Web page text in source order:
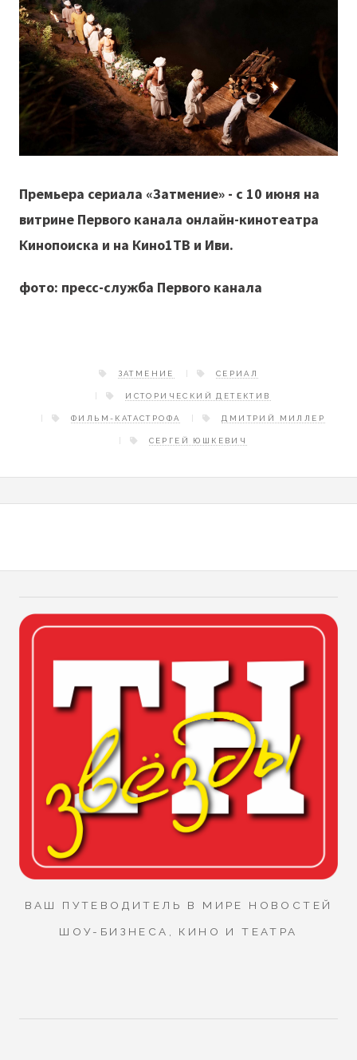
Премьера сериала «Затмение» - с 10 июня на
витрине Первого канала онлайн-кинотеатра
Кинопоиска и на Кино1ТВ и Иви.
фото: пресс-служба Первого канала
ЗАТМЕНИЕ СЕРИАЛ
ИСТОРИЧЕСКИЙ ДЕТЕКТИВ
ФИЛЬМ-КАТАСТРОФА ДМИТРИЙ МИЛЛЕР
СЕРГЕЙ ЮШКЕВИЧ
ВАШ ПУТЕВОДИТЕЛЬ В МИРЕ НОВОСТЕЙ
ШОУ-БИЗНЕСА, КИНО И ТЕАТРА